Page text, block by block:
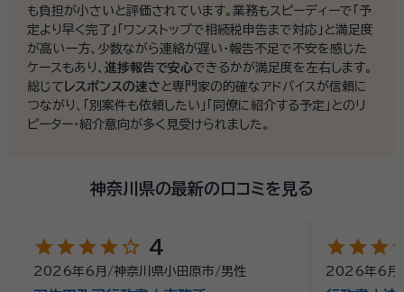
も負担が小さいと評価されています。業務もスピーディーで「予
定より早く完了」「ワンストップで相続税申告まで対応」と満足度
が高い一方、少数ながら連絡が遅い・報告不足で不安を感じた
ケースもあり、 進捗報告で安心できるかが満足度を左右します。
総じて レスポンスの速さ と専門家の的確なアドバイスが信頼に
つながり、「別案件も依頼したい」「同僚に紹介する予定」とのリ
ピーター・紹介意向が多く見受けられました。
神奈川県の最新の口コミを見る
starstarstarstarstar_outline 4
2026年6月 /神奈川県小田原市/男性
starstarstar
2026年6月